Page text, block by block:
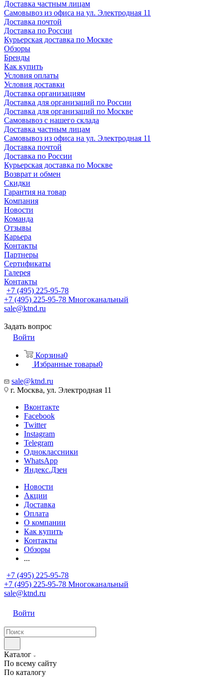
Доставка частным лицам
Самовывоз из офиса на ул. Электродная 11
Доставка почтой
Доставка по России
Курьерская доставка по Москве
Обзоры
Бренды
Как купить
Условия оплаты
Условия доставки
Доставка организациям
Доставка для организаций по России
Доставка для организаций по Москве
Самовывоз с нашего склада
Доставка частным лицам
Самовывоз из офиса на ул. Электродная 11
Доставка почтой
Доставка по России
Курьерская доставка по Москве
Возврат и обмен
Скидки
Гарантия на товар
Компания
Новости
Команда
Отзывы
Карьера
Контакты
Партнеры
Сертификаты
Галерея
Контакты
+7 (495) 225-95-78
+7 (495) 225-95-78 Многоканальный
sale@ktnd.ru
Задать вопрос
Войти
Корзина0
Избранные товары0
sale@ktnd.ru
г. Москва, ул. Электродная 11
Вконтакте
Facebook
Twitter
Instagram
Telegram
Одноклассники
WhatsApp
Яндекс.Дзен
Новости
Акции
Доставка
Оплата
О компании
Как купить
Контакты
Обзоры
...
+7 (495) 225-95-78
+7 (495) 225-95-78 Многоканальный
sale@ktnd.ru
Войти
Каталог
По всему сайту
По каталогу